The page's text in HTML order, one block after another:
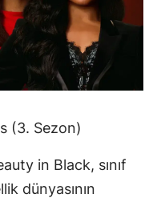
(3. Sezon)
in Black, sınıf
dünyasının